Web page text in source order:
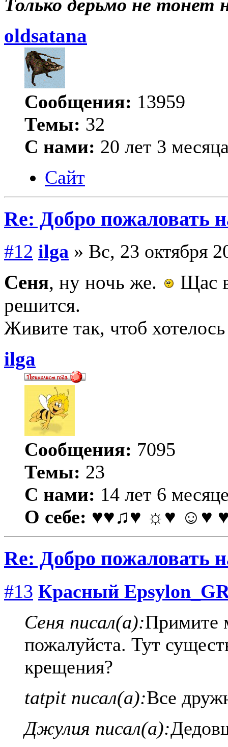
Только дерьмо не тонет
oldsatana
Сообщения: 13959
Темы: 32
С нами: 20 лет 3
Сайт
Re: Добро пожаловать
#12 ilga » Вс, 23 октября
Сеня, ну ночь же.
Щас
решится.
Живите так, чтоб
ilga
Сообщения: 7095
Темы: 23
С нами: 14 лет 6
О себе: ♥♥♫♥ ☼♥ ☺♥
Re: Добро пожаловать
#13 Красный
Сеня писал(а):Примите
пожалуйста. Тут
крещения?
tatpit писал(а):Все
Джулия писал(а):